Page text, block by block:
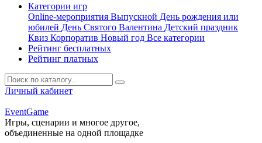
Категории игр
Online-мероприятия Выпускной День рождения или
юбилей День Святого Валентина Детский праздник
Квиз Корпоратив Новый год Все категории
Рейтинг бесплатных
Рейтинг платных
Личный кабинет
EventGame
Игры, сценарии и многое другое,
объединенные на одной площадке